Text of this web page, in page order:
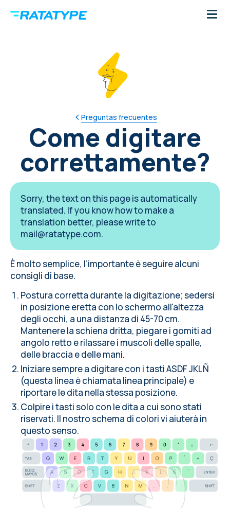
Preguntas frecuentes
Come digitare
correttamente?
Sorry, the text on this page is automatically
translated. If you know how to make a
translation better, please write to
mail@ratatype.com.
È molto semplice, l'importante è seguire alcuni
consigli di base.
Postura corretta durante la digitazione; sedersi
in posizione eretta con lo schermo all'altezza
degli occhi, a una distanza di 45-70 cm.
Mantenere la schiena dritta, piegare i gomiti ad
angolo retto e rilassare i muscoli delle spalle,
delle braccia e delle mani.
Iniziare sempre a digitare con i tasti ASDF JKLÑ
(questa linea è chiamata linea principale) e
riportare le dita nella stessa posizione.
Colpire i tasti solo con le dita a cui sono stati
riservati. Il nostro schema di colori vi aiuterà in
questo senso.